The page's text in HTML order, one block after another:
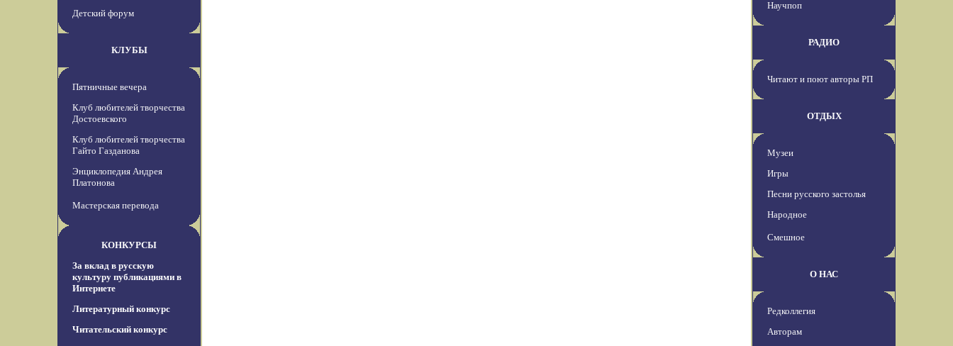
Детский форум
КЛУБЫ
Пятничные вечера
Клуб любителей творчества
Достоевского
Клуб любителей творчества
Гайто Газданова
Энциклопедия Андрея
Платонова
Мастерская перевода
КОНКУРСЫ
За вклад в русскую
культуру публикациями в
Интернете
Литературный конкурс
Читательский конкурс
Научпоп
РАДИО
Читают и поют авторы РП
ОТДЫХ
Музеи
Игры
Песни русского застолья
Народное
Смешное
О НАС
Редколлегия
Авторам